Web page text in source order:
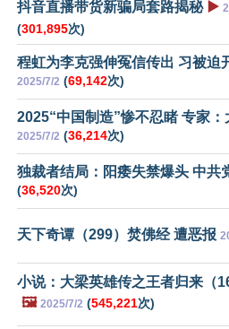
抖音直播带货新骗局套路揭秘 ▶️
(301,895次)
程虹为李克强伸冤信传出 习被迫
2025/7/2 (69,142次)
2025“中国制造”惨不忍睹 专家
2025/7/2 (36,214次)
独裁者结局：阳痿失禁爆头 中共
(36,520次)
天下奇谭（299）焚佛经 遭恶报
小说：大梁英雄传之王者归来（
🖼️ 2025/7/2 (545,221次)